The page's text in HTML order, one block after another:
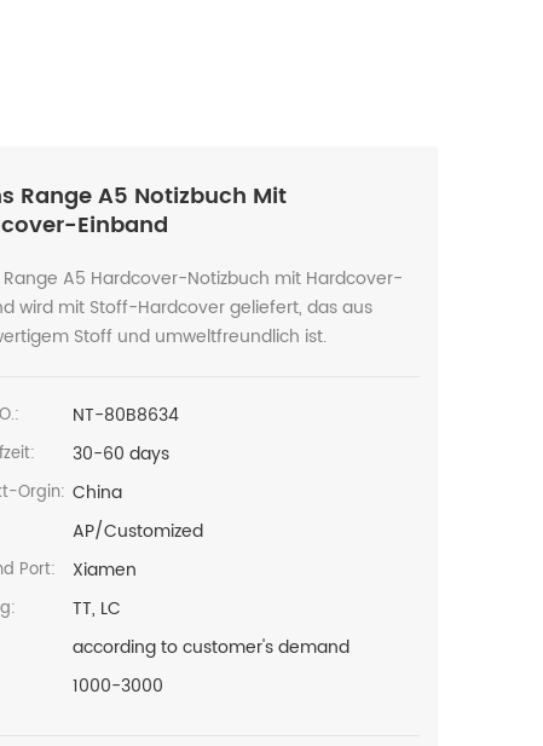
Range A5 Notizbuch Mit
Einband
A5 Hardcover-Notizbuch mit Hardcover-
wird mit Stoff-Hardcover geliefert, das aus
Stoff und umweltfreundlich ist.
NT-80B8634
30-60 days
Orgin: China
AP/Customized
Port: Xiamen
TT, LC
according to customer's demand
1000-3000